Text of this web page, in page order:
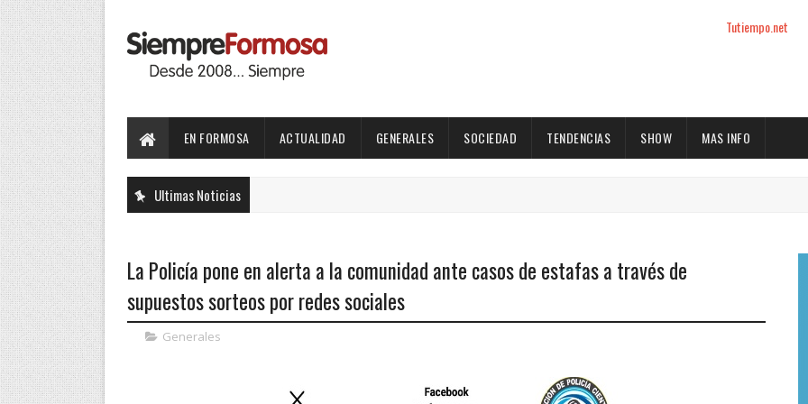
Tutiempo.net
EN FORMOSA ACTUALIDAD GENERALES SOCIEDAD TENDENCIAS SHOW MAS INFO
Ultimas Noticias
La Policía pone en alerta a la comunidad ante casos de estafas a través de
supuestos sorteos por redes sociales
Generales